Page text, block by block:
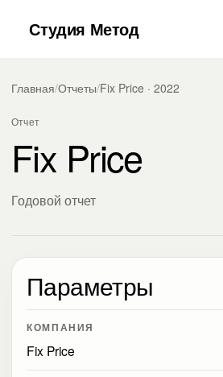
Студия Метод
Главная/Отчеты/Fix Price · 2022
Отчет
Fix Price
Годовой отчет
Параметры
КОМПАНИЯ
Fix Price